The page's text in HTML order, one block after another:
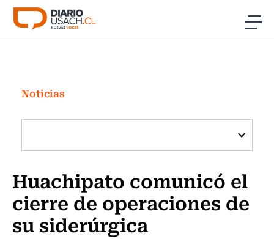
Click acá para ir directamente al contenido
Investigación
Cultura
Programas Radio y TV Usach
Noticias
Huachipato comunicó el
cierre de operaciones de
su siderúrgica